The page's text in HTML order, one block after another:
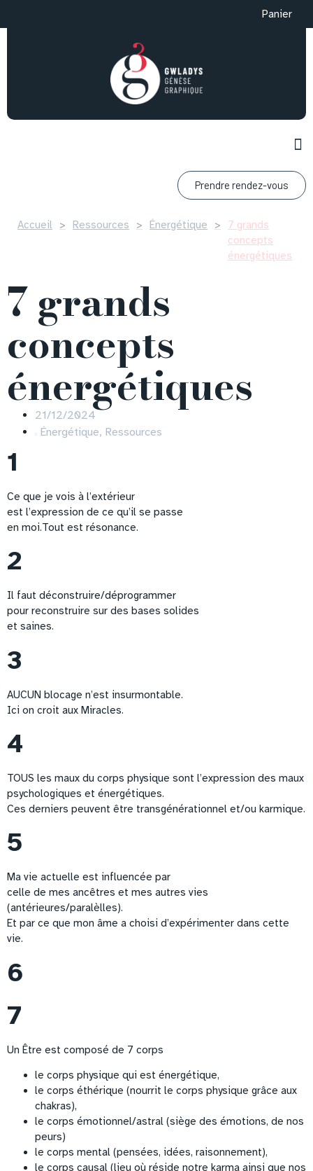
Panier
Prendre rendez-vous
Accueil > Ressources > Énergétique >
7 grands
concepts
énergétiques
7 grands
concepts
énergétiques
21/12/2024
Énergétique, Ressources
1
Ce que je vois à l’extérieur
est l’expression de ce qu’il se passe
en moi.Tout est résonance.
2
Il faut déconstruire/déprogrammer
pour reconstruire sur des bases solides
et saines.
3
AUCUN blocage n’est insurmontable.
Ici on croit aux Miracles.
4
TOUS les maux du corps physique sont l’expression des maux
psychologiques et énergétiques.
Ces derniers peuvent être transgénérationnel et/ou karmique.
5
Ma vie actuelle est influencée par
celle de mes ancêtres et mes autres vies
(antérieures/paralèlles).
Et par ce que mon âme a choisi d’expérimenter dans cette
vie.
6
7
Un Être est composé de 7 corps
le corps physique qui est énergétique,
le corps éthérique (nourrit le corps physique grâce aux
chakras),
le corps émotionnel/astral (siège des émotions, de nos
peurs)
le corps mental (pensées, idées, raisonnement),
le corps causal (lieu où réside notre karma ainsi que nos